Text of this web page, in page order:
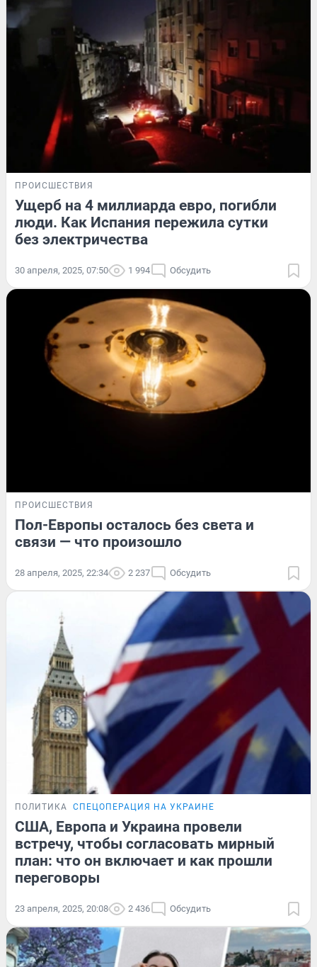
ПРОИСШЕСТВИЯ
Ущерб на 4 миллиарда евро, погибли
люди. Как Испания пережила сутки
без электричества
30 апреля, 2025, 07:50 1 994 Обсудить
ПРОИСШЕСТВИЯ
Пол-Европы осталось без света и
связи — что произошло
28 апреля, 2025, 22:34 2 237 Обсудить
ПОЛИТИКА СПЕЦОПЕРАЦИЯ НА УКРАИНЕ
США, Европа и Украина провели
встречу, чтобы согласовать мирный
план: что он включает и как прошли
переговоры
23 апреля, 2025, 20:08 2 436 Обсудить